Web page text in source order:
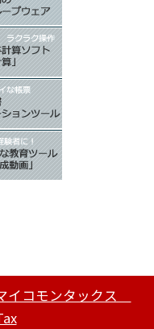
イコモンタックス